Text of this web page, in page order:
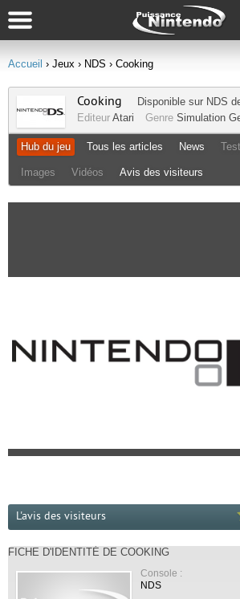
Accueil › Jeux › NDS › Cooking
Cooking Disponible sur NDS
Editeur Atari Genre Simulation
Hub du jeu Tous les articles News Test
Images Vidéos Avis des visiteurs
L'avis des visiteurs
FICHE D'IDENTITÉ DE COOKING
Console :
NDS